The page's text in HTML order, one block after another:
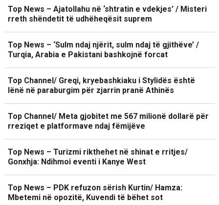
Top News – Ajatollahu në ‘shtratin e vdekjes’ / Misteri
rreth shëndetit të udhëheqësit suprem
Top News – ‘Sulm ndaj njërit, sulm ndaj të gjithëve’ /
Turqia, Arabia e Pakistani bashkojnë forcat
Top Channel/ Greqi, kryebashkiaku i Stylidës është
lënë në paraburgim për zjarrin pranë Athinës
Top Channel/ Meta gjobitet me 567 milionë dollarë për
rreziqet e platformave ndaj fëmijëve
Top News – Turizmi rikthehet në shinat e rritjes/
Gonxhja: Ndihmoi eventi i Kanye West
Top News – PDK refuzon sërish Kurtin/ Hamza:
Mbetemi në opozitë, Kuvendi të bëhet sot